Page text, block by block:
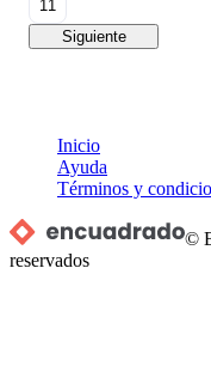
11
Siguiente
Inicio
Ayuda
Términos y
©
reservados